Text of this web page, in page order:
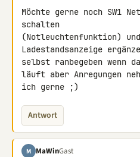
Möchte gerne noch SW1
schalten
(Notleuchtenfunktion)
Ladestandsanzeige
selbst ranbegeben wenn
läuft aber Anregungen
ich gerne ;)
Antwort
M MaWinGast